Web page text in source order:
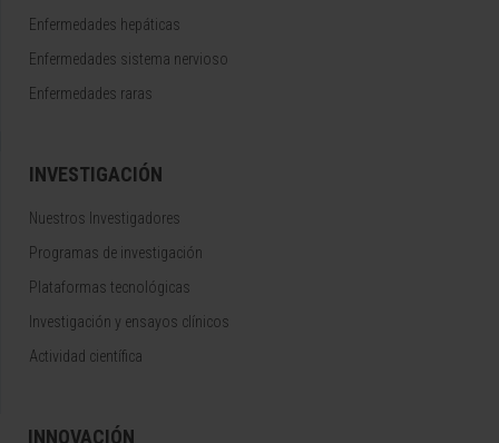
Enfermedades hepáticas
Enfermedades sistema nervioso
Enfermedades raras
INVESTIGACIÓN
Nuestros Investigadores
Programas de investigación
Plataformas tecnológicas
Investigación y ensayos clínicos
Actividad científica
INNOVACIÓN